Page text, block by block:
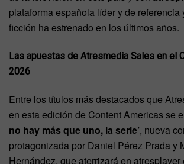
plataforma española líder y de referencia
ficción ha estrenado en los últimos años.
Las apuestas de Atresmedia Sales en el
2026
Entre los títulos más destacados que
en esta edición de Content Americas se
no hay más que uno, la serie’, nueva
protagonizada por Daniel Pérez Prada y
Hernández, que aterrizará en